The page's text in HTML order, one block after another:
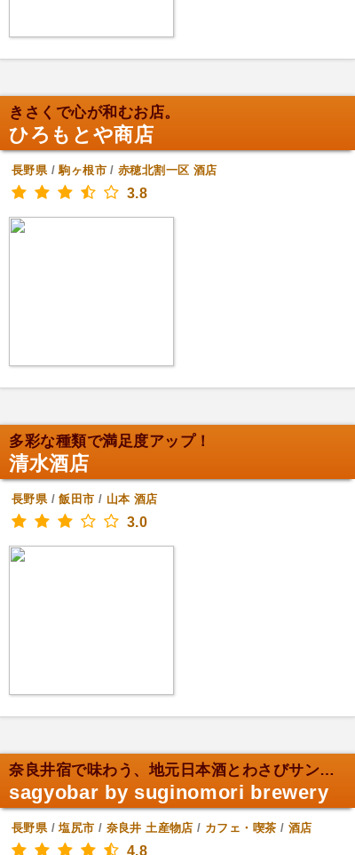
きさくで心が和むお店。
ひろもとや商店
長野県/駒ヶ根市/赤穂北割一区 酒店
3.8
多彩な種類で満足度アップ！
清水酒店
長野県/飯田市 / 山本 酒店
3.0
奈良井宿で味わう、地元日本酒とわさびサンド。
sagyobar by suginomori brewery
長野県/塩尻市 / 奈良井 土産物店 / カフェ・喫茶 / 酒店
4.8